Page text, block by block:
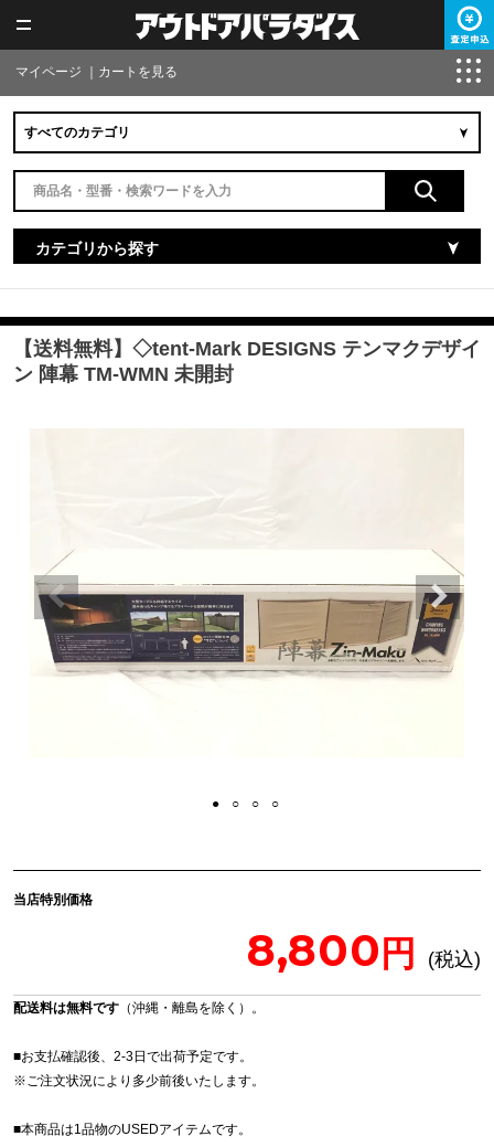
マイページ カートを見る
カテゴリから探す
【送料無料】◇tent-Mark DESIGNS テンマクデザイ
ン 陣幕 TM-WMN 未開封
当店特別価格
8,800
配送料は無料です （沖縄・離島を除く）。
■お支払確認後、2-3日で出荷予定です。
※ご注文状況により多少前後いたします。
■本商品は1品物のUSEDアイテムです。